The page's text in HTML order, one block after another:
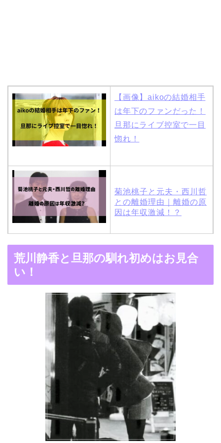
【画像】aikoの結婚相手
は年下のファンだった！
旦那にライブ控室で一目
惚れ！
菊池桃子と元夫・西川哲
との離婚理由｜離婚の原
因は年収激減！？
木村拓哉と嫁・工藤静香
の馴れ初めは「SMAP×S
演でキムタクがド緊張！
【画像】ブーニンの嫁は
資産家の娘！馴れ初めは
取材！？
中森明菜の結婚歴！豪華
すぎる歴代彼氏４人と
「隠し子」の噂とは？
荒川静香と旦那の馴れ初めはお見合
い！